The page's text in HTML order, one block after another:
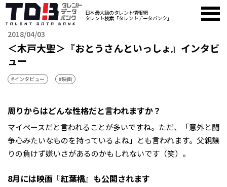
日本最大級のタレント情報網
タレント検索「タレントデータバンク」
2018/04/03
＜木戸大聖＞『おとうさんといっしょ』インタビ
ュー
#インタビュー #映画
――周りからはどんな性格だと言われますか？
マイペースだと言われることが多いですね。ただ、「意外と闘
争心みたいなものを持っているよね」とも言われます。父親譲
りの負けず嫌いさがあるのかもしれないです（笑）。
――8月には映画『紅葉橋』も公開されます